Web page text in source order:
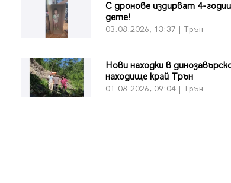
С дронове издирват 4-
дете!
03.08.2026, 13:37 | Трън
Нови находки в
находище край Трън
01.08.2026, 09:04 | Трън